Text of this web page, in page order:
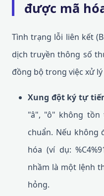
được mã
Tình trạng lỗi liên kết
dịch truyền thông số
đồng bộ trong việc xử
Xung đột ký tự
"â", "ô" không tồn
chuẩn. Nếu không
hóa (ví dụ:
nhầm là một lệnh
hỏng.